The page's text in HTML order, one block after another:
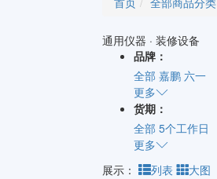
通用仪器 · 装修设备
品牌：
全部 嘉鹏 六一
更多
货期：
全部 5个工作日
更多
展示：
列表 大图